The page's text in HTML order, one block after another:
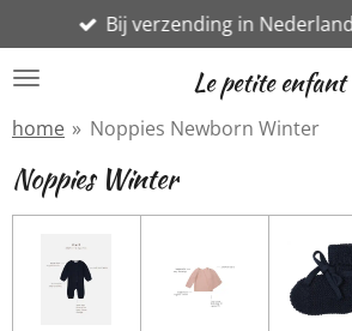
direct
naar
hoofdinhoud
Le petite enfant
Bij verzending in
home » Noppies Newborn Winter
Noppies Winter